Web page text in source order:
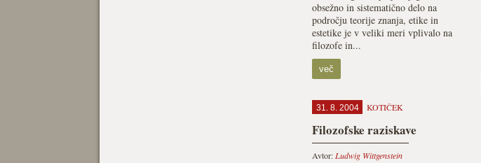
obsežno in sistematično delo na
področju teorije znanja, etike in
estetike je v veliki meri vplivalo na
filozofe in...
več
31. 8. 2004 KOTIČEK
Filozofske raziskave
Avtor: Ludwig Wittgenstein